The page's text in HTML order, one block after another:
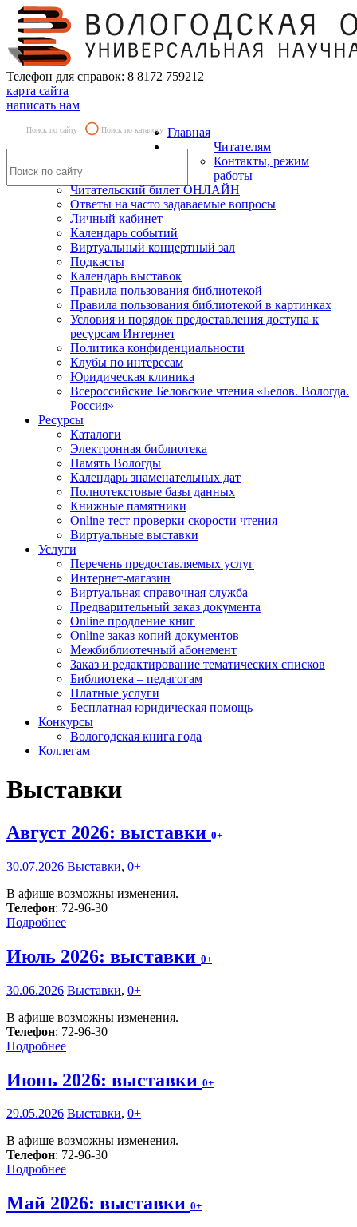
Телефон для справок: 8 8172 759212
карта сайта
написать нам
Поиск по сайту Поиск по каталогу Главная
Читателям
Контакты, режим
работы
Читательский билет ОНЛАЙН
Ответы на часто задаваемые вопросы
Личный кабинет
Календарь событий
Виртуальный концертный зал
Подкасты
Календарь выставок
Правила пользования библиотекой
Правила пользования библиотекой в картинках
Условия и порядок предоставления доступа к
ресурсам Интернет
Политика конфиденциальности
Клубы по интересам
Юридическая клиника
Всероссийские Беловские чтения «Белов. Вологда.
Россия»
Ресурсы
Каталоги
Электронная библиотека
Память Вологды
Календарь знаменательных дат
Полнотекстовые базы данных
Книжные памятники
Online тест проверки скорости чтения
Виртуальные выставки
Услуги
Перечень предоставляемых услуг
Интернет-магазин
Виртуальная справочная служба
Предварительный заказ документа
Online продление книг
Online заказ копий документов
Межбиблиотечный абонемент
Заказ и редактирование тематических списков
Библиотека – педагогам
Платные услуги
Бесплатная юридическая помощь
Конкурсы
Вологодская книга года
Коллегам
Выставки
Август 2026: выставки 0+
30.07.2026 Выставки, 0+
В афише возможны изменения.
Телефон: 72-96-30
Подробнее
Июль 2026: выставки 0+
30.06.2026 Выставки, 0+
В афише возможны изменения.
Телефон: 72-96-30
Подробнее
Июнь 2026: выставки 0+
29.05.2026 Выставки, 0+
В афише возможны изменения.
Телефон: 72-96-30
Подробнее
Май 2026: выставки 0+